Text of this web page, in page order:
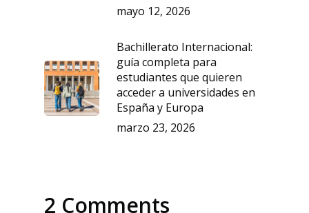
mayo 12, 2026
Bachillerato Internacional:
guía completa para
estudiantes que quieren
acceder a universidades en
España y Europa
marzo 23, 2026
2 Comments